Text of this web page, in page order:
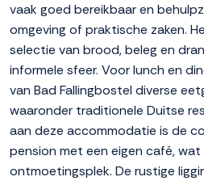
vaak goed bereikbaar en
omgeving of praktische zaken.
selectie van brood, beleg en
informele sfeer. Voor lunch en
van Bad Fallingbostel diverse
waaronder traditionele Duitse
aan deze accommodatie is de
pension met een eigen café,
ontmoetingsplek. De rustige